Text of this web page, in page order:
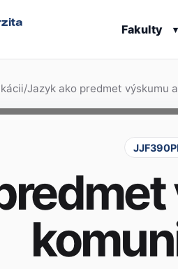
Fakulty ▾
/Jazyk ako predmet výskumu